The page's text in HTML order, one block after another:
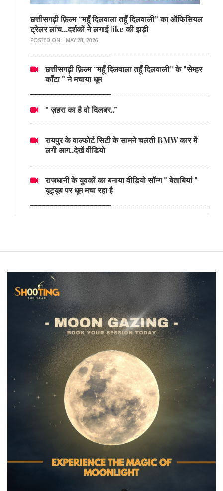
छत्तीसगढ़ी फ़िल्म “महूँ दिलवाला तहूँ दिलवाली” का ऑफिसियल
ट्रेलर लांच...दर्शकों ने लगाई like की झड़ी
POSTED ON: MAY 28, 2026
छत्तीसगढ़ी फ़िल्म “महूँ दिलवाला तहूँ दिलवाली” के "सेम्हर
काँटा " ने मचाया धूम
" ज़हरा का है वो दिलबर.."
रायपुर के वाल्फोर्ट सिटी के सामने चलती BMW कार में
लगी आग..देखें वीडियो
राजधानी के युवकों का बनाया वीडियो सॉन्ग " बेताबियां "
यूट्यूब पर धूम मचा रहा है